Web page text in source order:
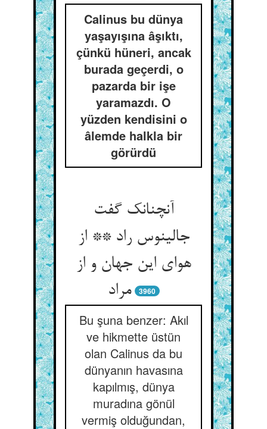
Calinus bu dünya
yaşayışına âşıktı,
çünkü hüneri, ancak
burada geçerdi, o
pazarda bir işe
yaramazdı. O
yüzden kendisini o
âlemde halkla bir
görürdü
آنچنانک گفت
جالینوس راد ** از
هوای این جهان و از
مراد
3960
Bu şuna benzer: Akıl
ve hikmette üstün
olan Calinus da bu
dünyanın havasına
kapılmış, dünya
muradına gönül
vermiş olduğundan,